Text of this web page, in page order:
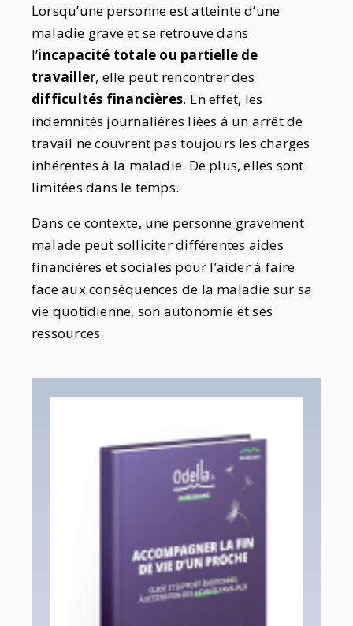
Lorsqu’une personne est atteinte d’une
maladie grave et se retrouve dans
l’incapacité totale ou partielle de
travailler, elle peut rencontrer des
difficultés financières. En effet, les
indemnités journalières liées à un arrêt de
travail ne couvrent pas toujours les charges
inhérentes à la maladie. De plus, elles sont
limitées dans le temps.
Dans ce contexte, une personne gravement
malade peut solliciter différentes aides
financières et sociales pour l’aider à faire
face aux conséquences de la maladie sur sa
vie quotidienne, son autonomie et ses
ressources.